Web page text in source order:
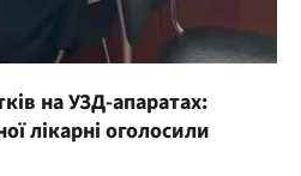
на УЗД-апаратах:
лікарні оголосили